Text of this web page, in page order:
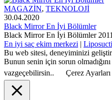
MAGAZİN, TEKNOLOJİ
30.04.2020
Black Mirror En İyi Bölümler
Black Mirror En İyi Bölümler 2011
En iyi saç ekim merkezi |
Bu web sitesi, deneyiminizi
Bunun senin için sorun
vazgeçebilirsin..
Çerez Ayarları